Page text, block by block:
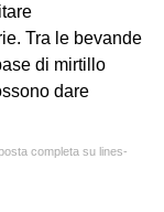
Tra le bevande
di mirtillo
dare
completa su lines-